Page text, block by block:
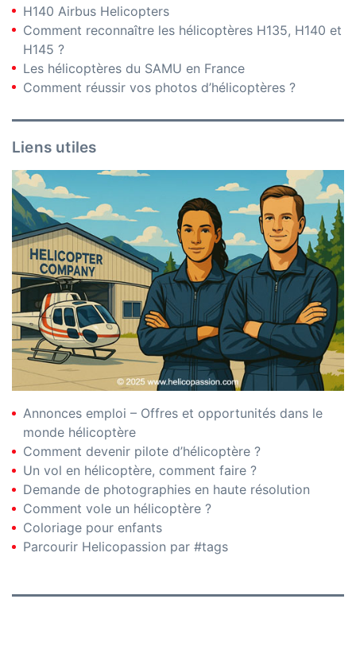
H140 Airbus Helicopters
Comment reconnaître les hélicoptères H135, H140 et
H145 ?
Les hélicoptères du SAMU en France
Comment réussir vos photos d’hélicoptères ?
Liens utiles
Annonces emploi – Offres et opportunités dans le
monde hélicoptère
Comment devenir pilote d’hélicoptère ?
Un vol en hélicoptère, comment faire ?
Demande de photographies en haute résolution
Comment vole un hélicoptère ?
Coloriage pour enfants
Parcourir Helicopassion par #tags